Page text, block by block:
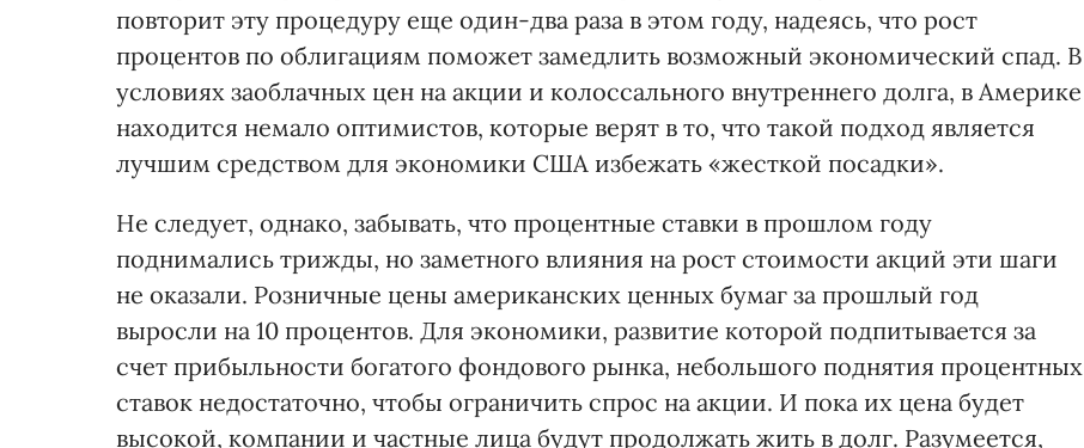
повторит эту процедуру еще один-два раза в этом году, надеясь, что рост
процентов по облигациям поможет замедлить возможный экономический спад. В
условиях заоблачных цен на акции и колоссального внутреннего долга, в Америке
находится немало оптимистов, которые верят в то, что такой подход является
лучшим средством для экономики США избежать «жесткой посадки».
Не следует, однако, забывать, что процентные ставки в прошлом году
поднимались трижды, но заметного влияния на рост стоимости акций эти шаги
не оказали. Розничные цены американских ценных бумаг за прошлый год
выросли на 10 процентов. Для экономики, развитие которой подпитывается за
счет прибыльности богатого фондового рынка, небольшого поднятия процентных
ставок недостаточно, чтобы ограничить спрос на акции. И пока их цена будет
высокой, компании и частные лица будут продолжать жить в долг. Разумеется,